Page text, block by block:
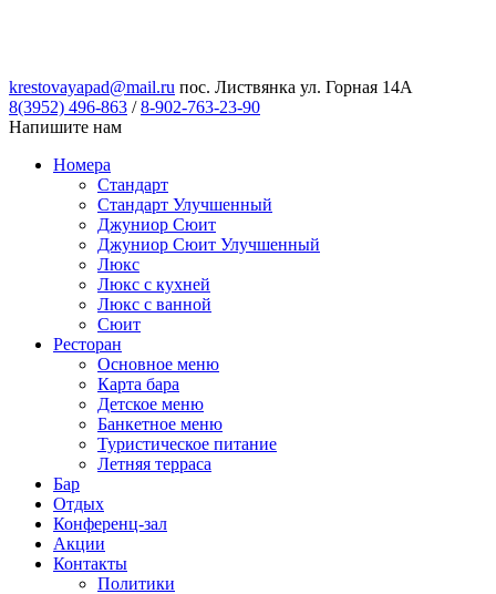
krestovayapad@mail.ru пос. Листвянка ул. Горная 14А
8(3952) 496-863 / 8-902-763-23-90
Напишите нам
Номера
Стандарт
Стандарт Улучшенный
Джуниор Сюит
Джуниор Сюит Улучшенный
Люкс
Люкс с кухней
Люкс с ванной
Сюит
Ресторан
Основное меню
Карта бара
Детское меню
Банкетное меню
Туристическое питание
Летняя терраса
Бар
Отдых
Конференц-зал
Акции
Контакты
Политики